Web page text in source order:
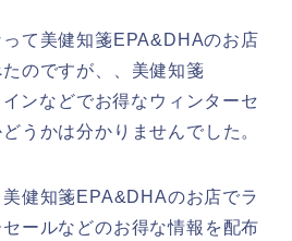
て美健知箋EPA&DHAのお店
のですが、、美健知箋
ンなどでお得なウィンターセ
うかは分かりませんでした。
健知箋EPA&DHAのお店でラ
ールなどのお得な情報を配布